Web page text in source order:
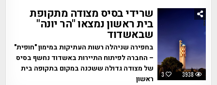
3 3938
שרידי בסיס מצודה מתקופת
בית ראשון נמצאו "הר יונה"
שבאשדוד
בחפירה שניהלה רשות העתיקות במימון "חופית"
– החברה לפיתוח התיירות באשדוד נחשף בסיס
של מצודה גדולה ששכנה במקום בתקופה בית
ראשון